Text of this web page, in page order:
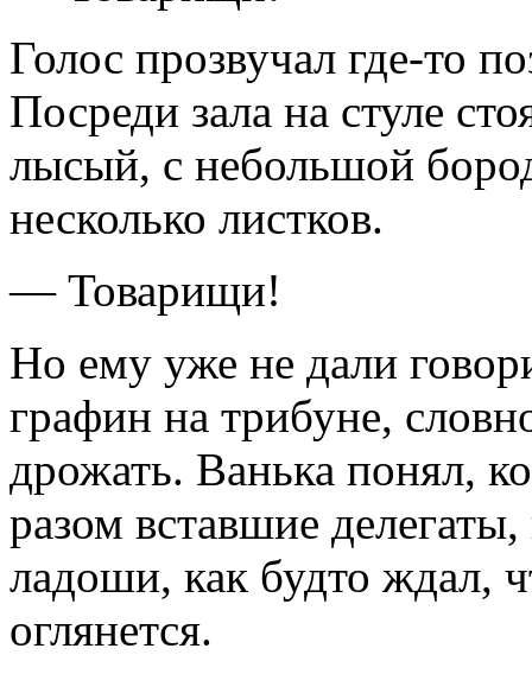
Голос прозвучал где-то
Посреди зала на стуле
лысый, с небольшой
несколько листков.
— Товарищи!
Но ему уже не дали
графин на трибуне,
дрожать. Ванька понял,
разом вставшие
ладоши, как будто ждал,
оглянется.